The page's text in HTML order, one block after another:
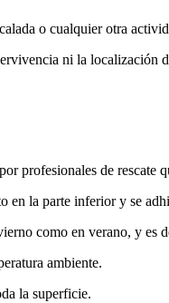
o cualquier otra
ni la localización
profesionales de
la parte inferior y se
como en verano, y
ambiente.
la superficie.